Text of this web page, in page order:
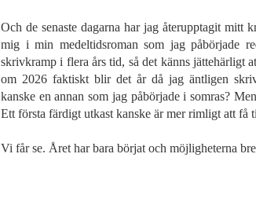
Och de senaste dagarna har jag återupptagit mitt
mig i min medeltidsroman som jag påbörjade
skrivkramp i flera års tid, så det känns jättehärligt
om 2026 faktiskt blir det år då jag äntligen
kanske en annan som jag påbörjade i somras?
Ett första färdigt utkast kanske är mer rimligt att få
Vi får se. Året har bara börjat och möjligheterna